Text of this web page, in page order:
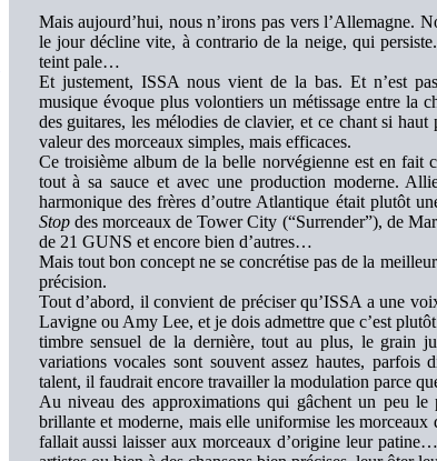
Mais aujourd’hui, nous n’irons pas vers l’Allemagne.
le jour décline vite, à contrario de la neige, qui
teint pale…
Et justement, ISSA nous vient de la bas. Et n’est
musique évoque plus volontiers un métissage entre la
des guitares, les mélodies de clavier, et ce chant si
valeur des morceaux simples, mais efficaces.
Ce troisième album de la belle norvégienne est en fait
tout à sa sauce et avec une production moderne.
harmonique des frères d’outre Atlantique était plutôt
Stopdes morceaux de Tower City (“Surrender”), de
de 21 GUNS et encore bien d’autres…
Mais tout bon concept ne se concrétise pas de la
précision.
Tout d’abord, il convient de préciser qu’ISSA a une
Lavigne ou Amy Lee, et je dois admettre que c’est
timbre sensuel de la dernière, tout au plus, le grain
variations vocales sont souvent assez hautes,
talent, il faudrait encore travailler la modulation parce
Au niveau des approximations qui gâchent un peu
brillante et moderne, mais elle uniformise les
fallait aussi laisser aux morceaux d’origine leur